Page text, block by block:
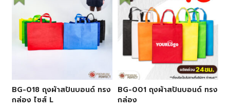
BG-018 ถุงผ้าสปันบอนด์ ทรง
กล่อง ไซส์ L
BG-001 ถุงผ้าสปันบอนด์ ทรง
กล่อง